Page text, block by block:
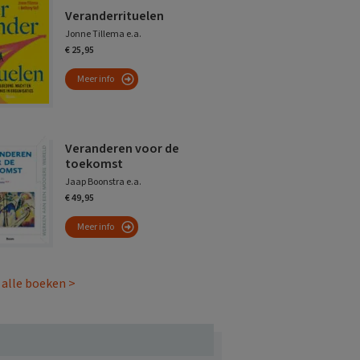
Veranderrituelen
Jonne Tillema e.a.
€ 25,95
Meer info
Veranderen voor de
toekomst
Jaap Boonstra e.a.
€ 49,95
Meer info
boeken >